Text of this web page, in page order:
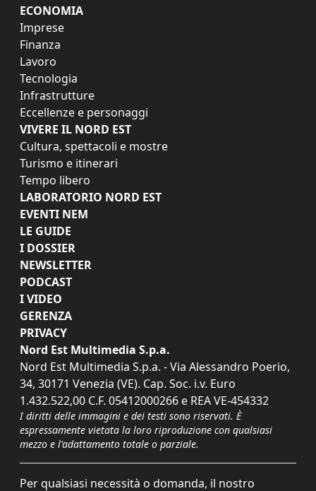
ECONOMIA
Imprese
Finanza
Lavoro
Tecnologia
Infrastrutture
Eccellenze e personaggi
VIVERE IL NORD EST
Cultura, spettacoli e mostre
Turismo e itinerari
Tempo libero
LABORATORIO NORD EST
EVENTI NEM
LE GUIDE
I DOSSIER
NEWSLETTER
PODCAST
I VIDEO
GERENZA
PRIVACY
Nord Est Multimedia S.p.a.
Nord Est Multimedia S.p.a. - Via Alessandro Poerio,
34, 30171 Venezia (VE). Cap. Soc. i.v. Euro
1.432.522,00 C.F. 05412000266 e REA VE-454332
I diritti delle immagini e dei testi sono riservati. È
espressamente vietata la loro riproduzione con qualsiasi
mezzo e l'adattamento totale o parziale.
Per qualsiasi necessità o domanda, il nostro